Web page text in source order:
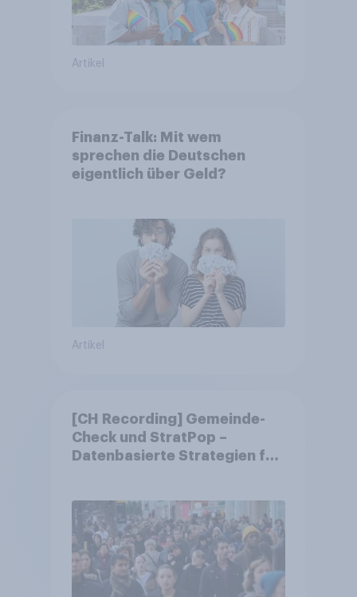
Artikel
Finanz-Talk: Mit wem
sprechen die Deutschen
eigentlich über Geld?
Artikel
[CH Recording] Gemeinde-
Check und StratPop –
Datenbasierte Strategien für